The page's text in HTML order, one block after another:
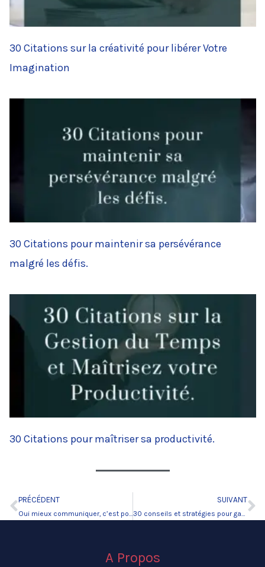
30 Citations sur la créativité pour libérer Votre
Imagination
30 Citations pour maintenir sa persévérance
malgré les défis.
30 Citations pour maîtriser sa productivité.
Précédent
PRÉCÉDENT
Oui mieux communiquer, c’est possible !
SUIVANT
30 conseils et stratégies pour gagner en efficacité
A Propos